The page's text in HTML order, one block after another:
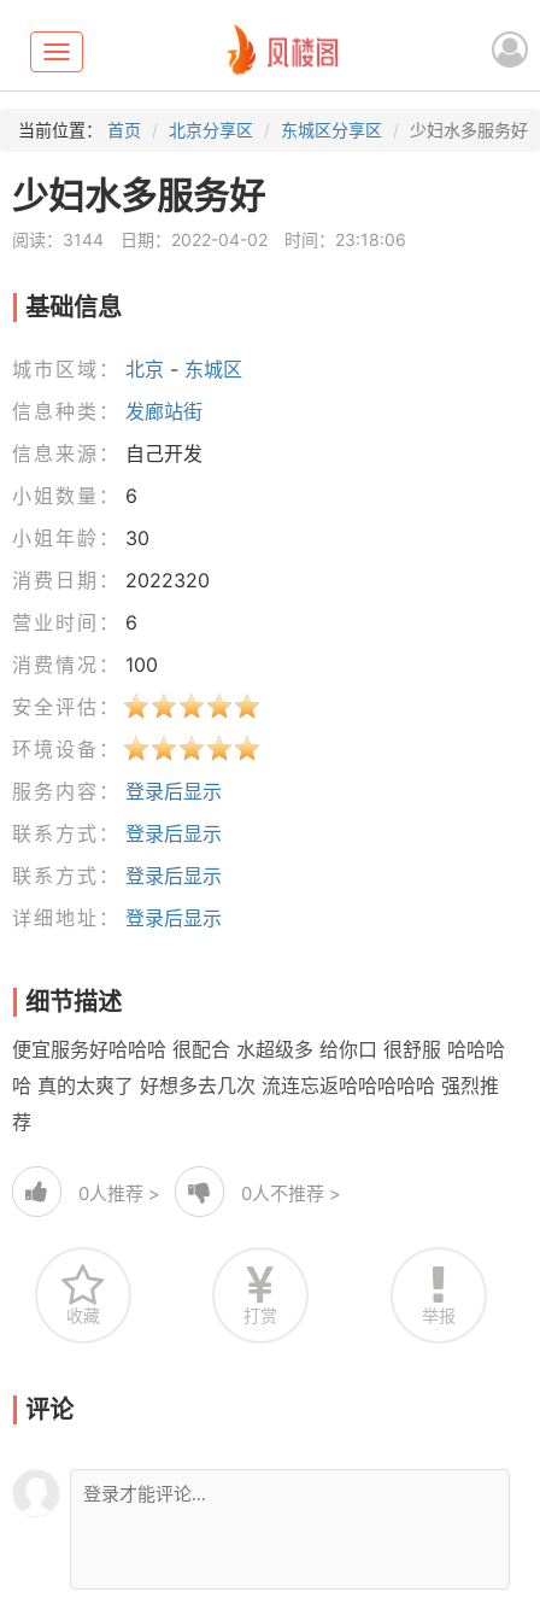
Toggle
navigation
当前位置： 首页 北京分享区 东城区分享区 少妇水多服务好
少妇水多服务好
阅读：3144 日期：2022-04-02 时间：23:18:06
基础信息
城市区域： 北京 - 东城区
信息种类：
发廊站街
信息来源：
自己开发
小姐数量：
6
小姐年龄：
30
消费日期：
2022320
营业时间：
6
消费情况：
100
安全评估：
环境设备：
服务内容：
登录后显示
联系方式：
登录后显示
联系方式：
登录后显示
详细地址：
登录后显示
细节描述
便宜服务好哈哈哈 很配合 水超级多 给你口 很舒服 哈哈哈
哈 真的太爽了 好想多去几次 流连忘返哈哈哈哈哈 强烈推
荐
0人推荐 > 0人不推荐 >
收藏 打赏 举报
评论